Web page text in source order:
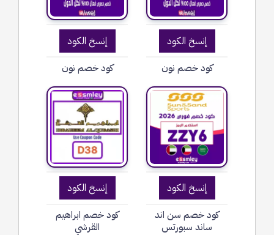
إنسخ الكود
كود خصم نون
إنسخ الكود
كود خصم نون
إنسخ الكود
كود خصم سن اند
ساند سبورتس
إنسخ الكود
كود خصم ابراهيم
القرشي